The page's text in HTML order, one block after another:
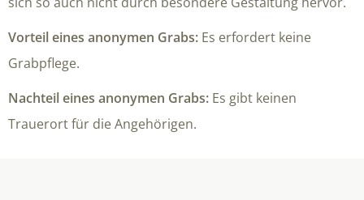
Vorteil eines anonymen Grabs: Es erfordert keine
Grabpflege.
Nachteil eines anonymen Grabs: Es gibt keinen
Trauerort für die Angehörigen.